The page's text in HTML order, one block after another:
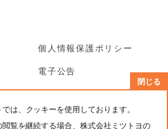
個人情報保護ポリシー
電子公告
は、クッキーを使用しております。
覧を継続する場合、株式会社ミツトヨの
閉じる